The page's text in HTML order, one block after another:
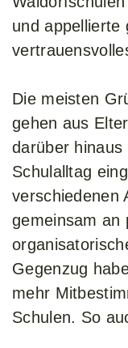
und appellierte
Die meisten
gehen aus
darüber
Schulalltag
verschiedenen
gemeinsam an
Gegenzug
mehr
Schulen. So